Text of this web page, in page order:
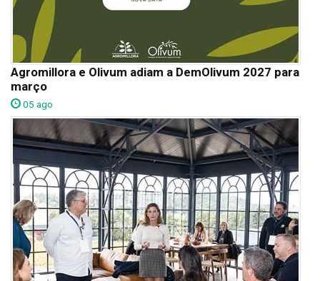
Agromillora e Olivum adiam a DemOlivum 2027 para
março
05 ago